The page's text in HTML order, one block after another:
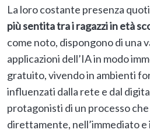
La loro costante presenza
più sentita tra i ragazzi in età
come noto, dispongono di una
applicazioni dell’IA in modo
gratuito, vivendo in ambienti
influenzati dalla rete e dal
protagonisti di un processo
direttamente, nell’immediato